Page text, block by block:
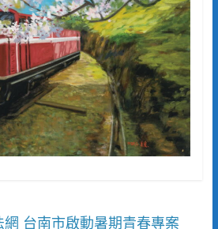
台南市啟動暑期青春專案